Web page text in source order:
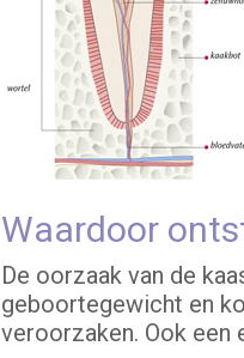
Waardoor
De oorzaak van de
geboortegewicht en
veroorzaken. Ook een